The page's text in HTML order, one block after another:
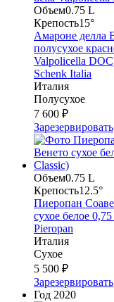
Объем0.75 L
Крепость15°
Амароне делла
полусухое
Valpolicella
Schenk Italia
Италия
Полусухое
7 600 ₽
Зарезервировать
Объем0.75 L
Крепость12.5°
Пиеропан
сухое белое
Pieropan
Италия
Сухое
5 500 ₽
Зарезервировать
Год 2020